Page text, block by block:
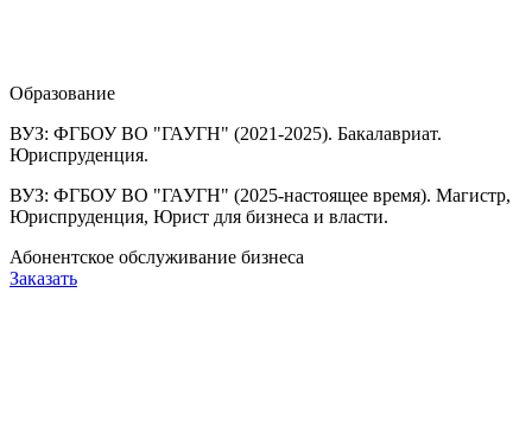
Образование
ВУЗ: ФГБОУ ВО "ГАУГН" (2021-2025). Бакалавриат.
Юриспруденция.
ВУЗ: ФГБОУ ВО "ГАУГН" (2025-настоящее время). Магистр,
Юриспруденция, Юрист для бизнеса и власти.
Абонентское обслуживание бизнеса
Заказать